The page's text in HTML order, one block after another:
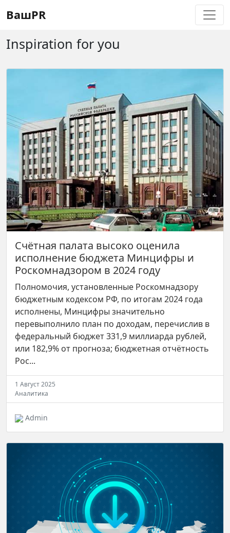
Регистрация
ВашPR
Inspiration for you
Счётная палата высоко оценила
исполнение бюджета Минцифры и
Роскомнадзором в 2024 году
Полномочия, установленные Роскомнадзору
бюджетным кодексом РФ, по итогам 2024 года
исполнены, Минцифры значительно
перевыполнило план по доходам, перечислив в
федеральный бюджет 331,9 миллиарда рублей,
или 182,9% от прогноза; бюджетная отчётность
Рос...
1 Август 2025
Аналитика
Admin